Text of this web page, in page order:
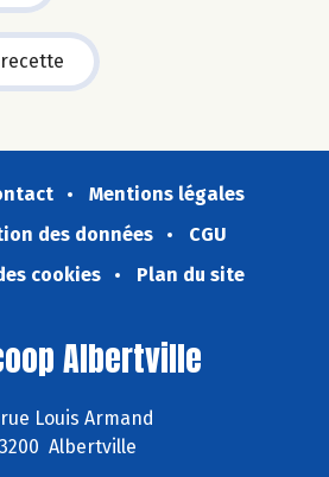
Mentions légales
des données
CGU
cookies
Plan du site
Albertville
Louis Armand
Albertville